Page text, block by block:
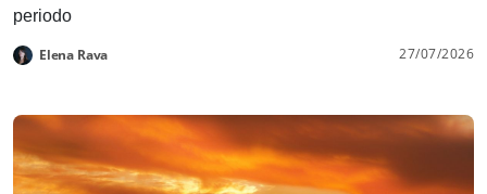
periodo
Elena Rava 27/07/2026